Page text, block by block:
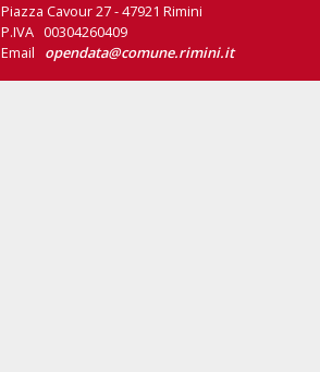
Piazza Cavour 27 - 47921 Rimini
P.IVA 00304260409
Email opendata@comune.rimini.it